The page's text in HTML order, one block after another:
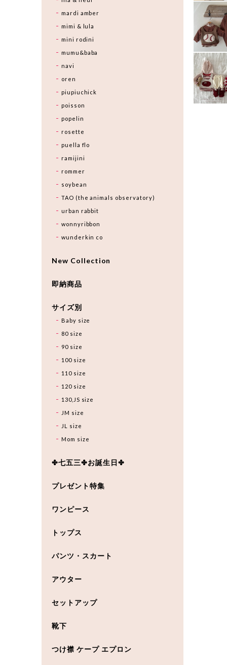
mardi amber
mimi & lula
mini rodini
mumu&baba
navi
oren
piupiuchick
poisson
popelin
rosette
puella flo
ramijini
rommer
soybean
TAO (the animals observatory)
urban rabbit
wonnyribbon
wunderkin co
New Collection
即納商品
サイズ別
Baby size
80 size
90 size
100 size
110 size
120 size
130,JS size
JM size
JL size
Mom size
✤七五三✤お誕生日✤
プレゼント特集
ワンピース
トップス
パンツ・スカート
アウター
セットアップ
靴下
つけ襟 ケープ エプロン